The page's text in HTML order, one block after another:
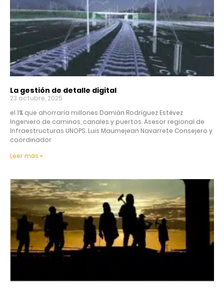
La gestión de detalle digital
23 octubre, 2025
el 1% que ahorraría millones Damián Rodríguez Estévez
Ingeniero de caminos, canales y puertos. Asesor regional de
Infraestructuras UNOPS. Luis Maumejean Navarrete Consejero y
coordinador
Leer más »